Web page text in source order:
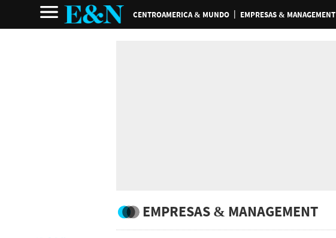
CENTROAMERICA & MUNDO EMPRESAS & MANAGEMENT
EMPRESAS & MANAGEMENT